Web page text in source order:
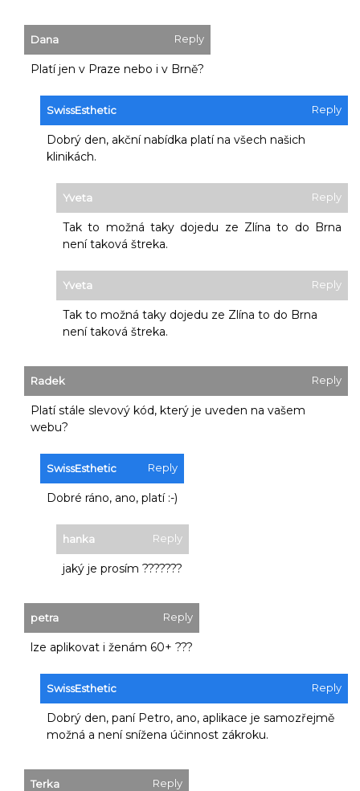
Dana Reply
Platí jen v Praze nebo i v Brně?
SwissEsthetic Reply
Dobrý den, akční nabídka platí na všech našich
klinikách.
Yveta Reply
Tak to možná taky dojedu ze Zlína to do Brna
není taková štreka.
Yveta Reply
Tak to možná taky dojedu ze Zlína to do Brna
není taková štreka.
Radek Reply
Platí stále slevový kód, který je uveden na vašem
webu?
SwissEsthetic Reply
Dobré ráno, ano, platí :-)
hanka Reply
jaký je prosím ???????
petra Reply
lze aplikovat i ženám 60+ ???
SwissEsthetic Reply
Dobrý den, paní Petro, ano, aplikace je samozřejmě
možná a není snížena účinnost zákroku.
Terka Reply